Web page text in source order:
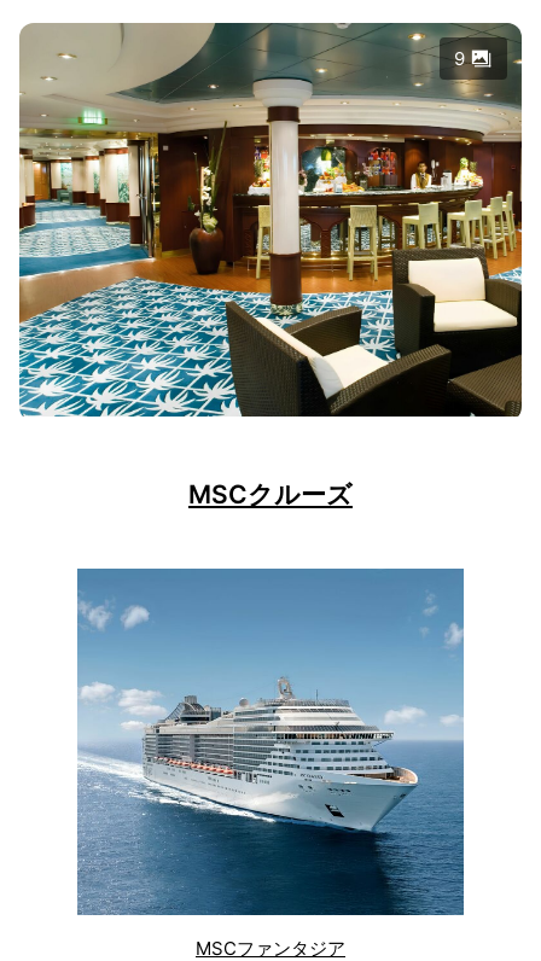
9
MSCクルーズ
MSCファンタジア